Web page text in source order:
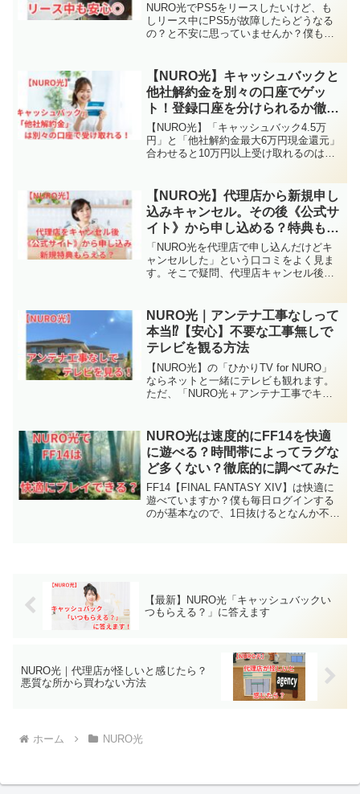
NURO光でPS5をリースしたいけど、も
しリース中にPS5が故障したらどうなる
の？と不安に思っていませんか？僕も子
証対応、保証期間などを徹底的に調べま
した！結論から...
【NURO光】キャッシュバックと
他社解約金を別々の口座でゲッ
ト！登録口座を分けられるか徹底
調査
【NURO光】「キャッシュバック4.5万
円」と「他社解約金最大6万円現金還元」
合わせると10万円以上受け取れるのは嬉
万円現金還元」それぞれ別の口座で受け
取れるのか？...
【NURO光】代理店から新規申し
込みキャンセル。その後《公式サ
イト》から申し込める？特典もら
える？
「NURO光を代理店で申し込んだけどキ
ャンセルした」という口コミをよく見ま
す。そこで疑問、代理店キャンセル後、
みになります！《公式》特典ももらえま
す！代理店からの申し込...
NURO光｜アンテナ工事なしって
本当⁉【安心】不要な工事無しで
テレビを観る方法
【NURO光】の「ひかりTV for NURO」
ならネットと一緒にテレビも観れます。
ただ、「NURO光＋アンテナ工事でキャ
みて、NURO光とアンテナ工事はセット
じゃな...
NURO光は速度的にFF14を快適
に遊べる？時間帯によってラグな
ど多くない？徹底的に調べてみた
FF14【FINAL FANTASY XIV】は快適に
遊べていますか？僕も毎日ログインする
のが基本なので、1日抜けるとなんか不安
【最新】NURO光「キャッシュバックい
つもらえる？」に答えます
NURO光｜代理店が怪しいと感じたら？
悪質な所から買わない方法
ホーム NURO光